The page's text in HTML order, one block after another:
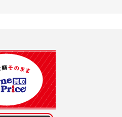
得ることが困難であるとき。
して協力する必要がある場合であって、
し、委託する場合は委託した個人データ